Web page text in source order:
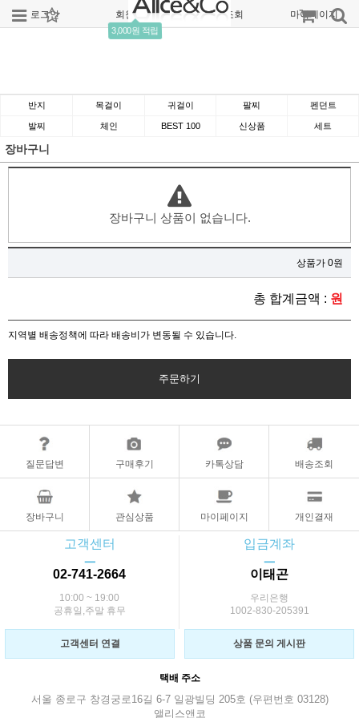
로그인 회원가입
3,000원 적립
주문조회 마이페이지
반지 목걸이 귀걸이 팔찌 펜던트
발찌 체인 BEST 100 신상품 세트
장바구니
장바구니 상품이 없습니다.
상품가 0원
총 합계금액 : 원
지역별 배송정책에 따라 배송비가 변동될 수 있습니다.
주문하기
질문답변 구매후기 카톡상담 배송조회
장바구니 관심상품 마이페이지 개인결재
고객센터
ㅡ
02-741-2664
10:00 ~ 19:00
공휴일,주말 휴무
입금계좌
ㅡ
이태곤
우리은행
1002-830-205391
고객센터 연결 상품 문의 게시판
택배 주소
서울 종로구 창경궁로16길 6-7 일광빌딩 205호 (우편번호 03128)
앨리스앤코